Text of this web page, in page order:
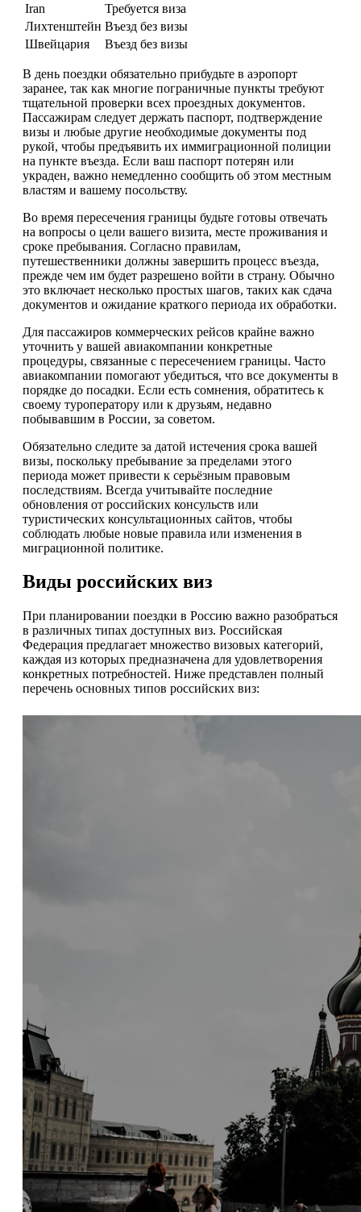
Iran
Требуется виза
Лихтенштейн Въезд без визы
Швейцария
Въезд без визы
В день поездки обязательно прибудьте в аэропорт
заранее, так как многие пограничные пункты требуют
тщательной проверки всех проездных документов.
Пассажирам следует держать паспорт, подтверждение
визы и любые другие необходимые документы под
рукой, чтобы предъявить их иммиграционной полиции
на пункте въезда. Если ваш паспорт потерян или
украден, важно немедленно сообщить об этом местным
властям и вашему посольству.
Во время пересечения границы будьте готовы отвечать
на вопросы о цели вашего визита, месте проживания и
сроке пребывания. Согласно правилам,
путешественники должны завершить процесс въезда,
прежде чем им будет разрешено войти в страну. Обычно
это включает несколько простых шагов, таких как сдача
документов и ожидание краткого периода их обработки.
Для пассажиров коммерческих рейсов крайне важно
уточнить у вашей авиакомпании конкретные
процедуры, связанные с пересечением границы. Часто
авиакомпании помогают убедиться, что все документы в
порядке до посадки. Если есть сомнения, обратитесь к
своему туроператору или к друзьям, недавно
побывавшим в России, за советом.
Обязательно следите за датой истечения срока вашей
визы, поскольку пребывание за пределами этого
периода может привести к серьёзным правовым
последствиям. Всегда учитывайте последние
обновления от российских консульств или
туристических консультационных сайтов, чтобы
соблюдать любые новые правила или изменения в
миграционной политике.
Виды российских виз
При планировании поездки в Россию важно разобраться
в различных типах доступных виз. Российская
Федерация предлагает множество визовых категорий,
каждая из которых предназначена для удовлетворения
конкретных потребностей. Ниже представлен полный
перечень основных типов российских виз: